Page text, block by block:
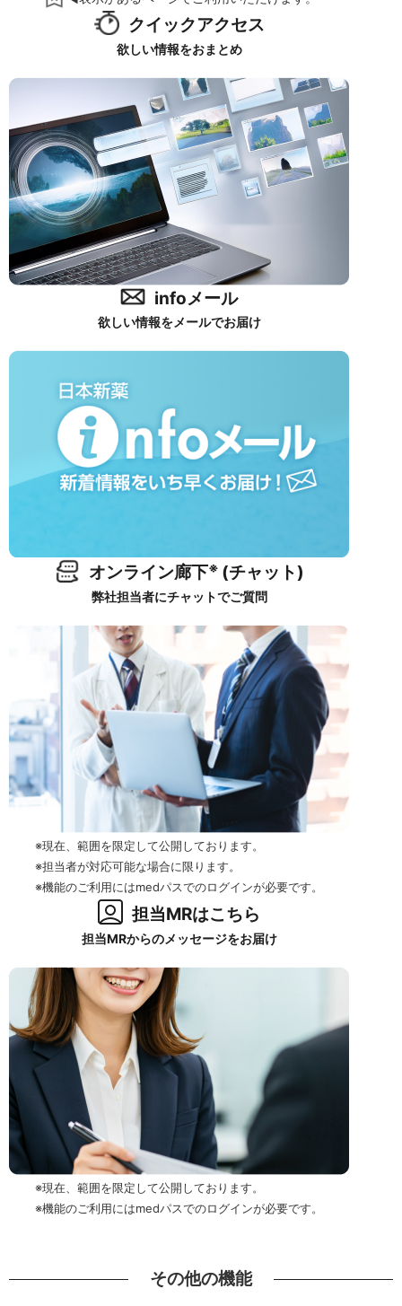
クイックアクセス
欲しい情報をおまとめ
infoメール
欲しい情報をメールでお届け
オンライン廊下※ (チャット)
弊社担当者にチャットでご質問
※現在、範囲を限定して公開しております。
※担当者が対応可能な場合に限ります。
※機能のご利用にはmedパスでのログインが必要です。
担当MRはこちら
担当MRからのメッセージをお届け
※現在、範囲を限定して公開しております。
※機能のご利用にはmedパスでのログインが必要です。
その他の機能